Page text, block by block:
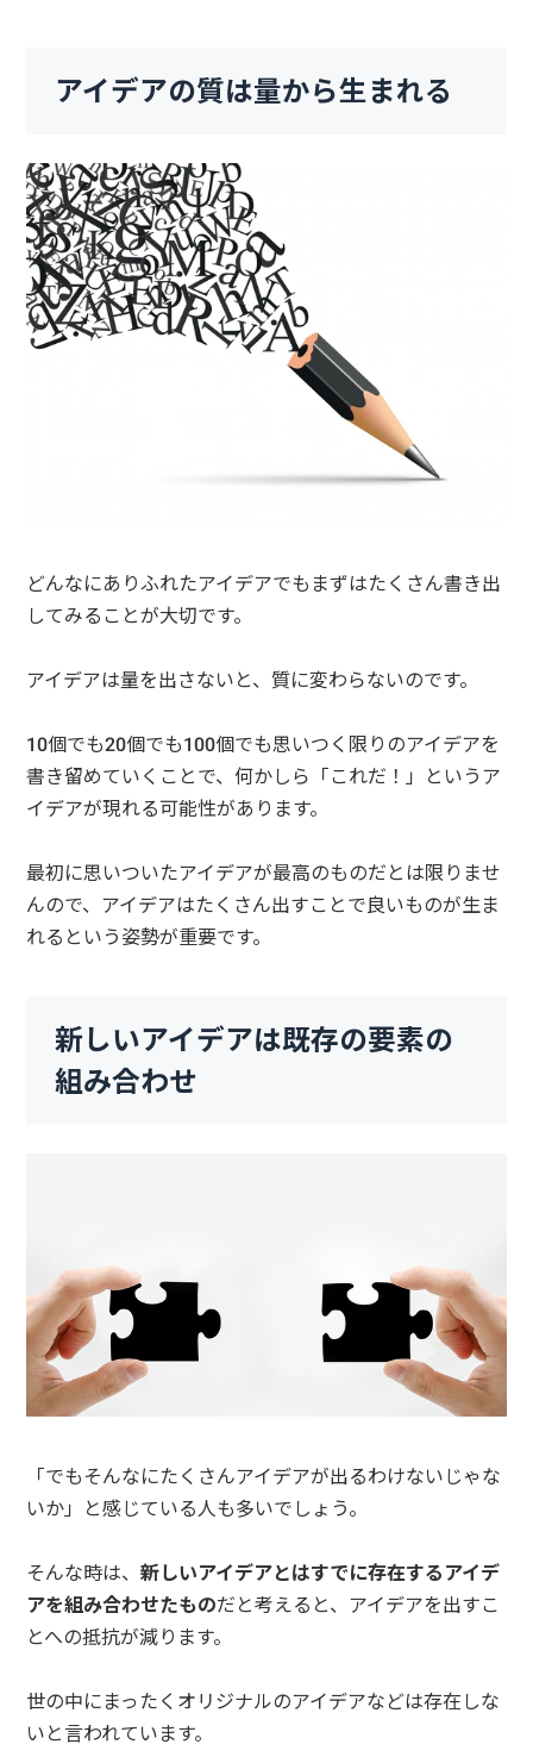
アイデアの質は量から生まれる
どんなにありふれたアイデアでもまずはたくさん書き出
してみることが大切です。
アイデアは量を出さないと、質に変わらないのです。
10個でも20個でも100個でも思いつく限りのアイデアを
書き留めていくことで、何かしら「これだ！」というア
イデアが現れる可能性があります。
最初に思いついたアイデアが最高のものだとは限りませ
んので、アイデアはたくさん出すことで良いものが生ま
れるという姿勢が重要です。
新しいアイデアは既存の要素の
組み合わせ
「でもそんなにたくさんアイデアが出るわけないじゃな
いか」と感じている人も多いでしょう。
そんな時は、新しいアイデアとはすでに存在するアイデ
アを組み合わせたものだと考えると、アイデアを出すこ
とへの抵抗が減ります。
世の中にまったくオリジナルのアイデアなどは存在しな
いと言われています。